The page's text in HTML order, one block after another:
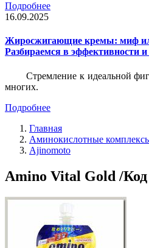
Подробнее
16.09.2025
Жиросжигающие кремы: миф
Разбираемся в эффективности
Стремление к идеальной
многих.
Подробнее
Главная
Аминокислотные
Ajinomoto
Amino Vital Gold /Код